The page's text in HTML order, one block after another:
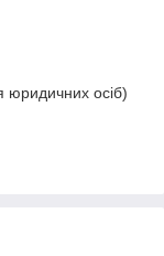
юридичних осіб)